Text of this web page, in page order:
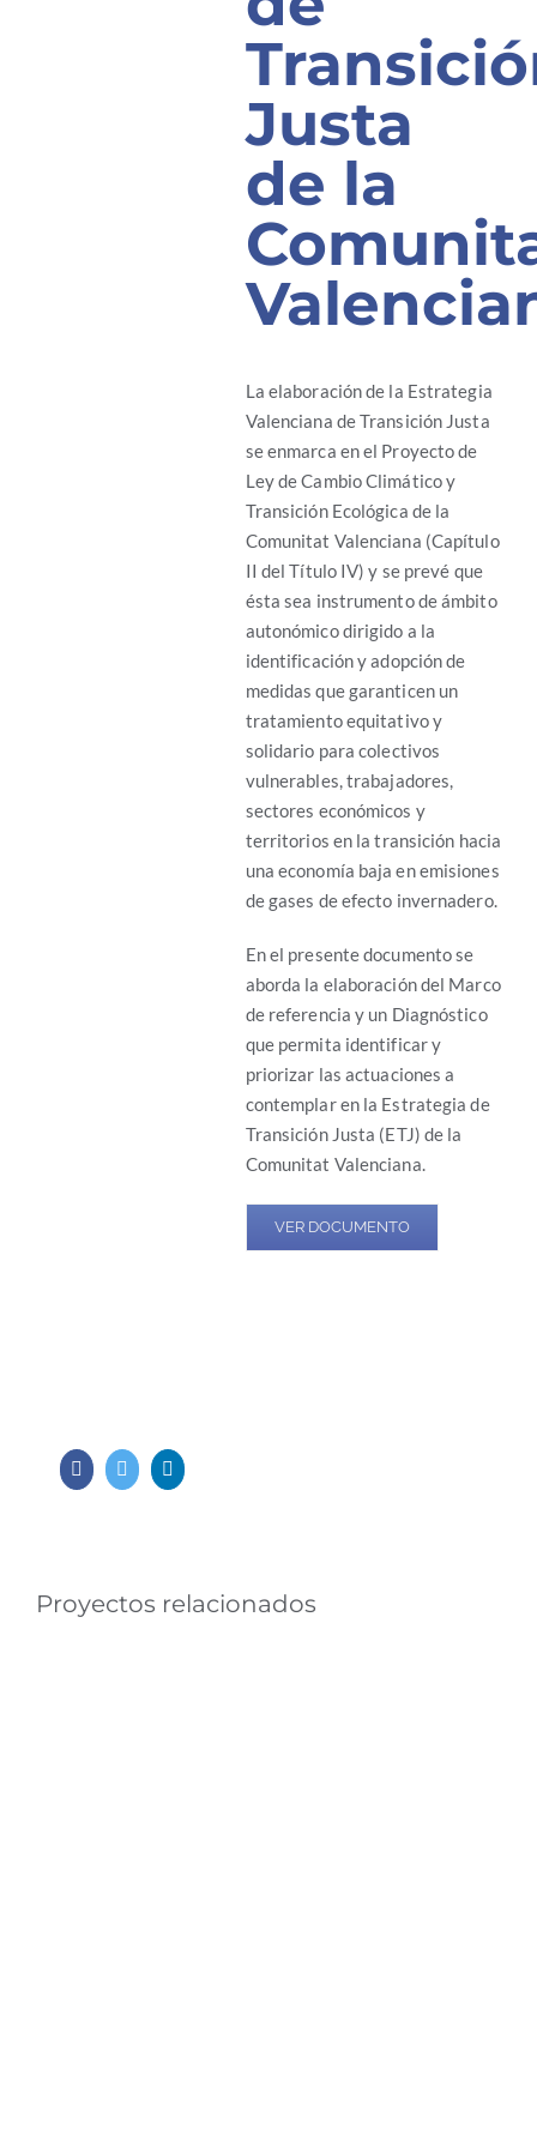
Justa
de la
La elaboración de la Estrategia
Valenciana de Transición Justa
se enmarca en el Proyecto de
Ley de Cambio Climático y
Transición Ecológica de la
Comunitat Valenciana (Capítulo
II del Título IV) y se prevé que
ésta sea instrumento de ámbito
autonómico dirigido a la
identificación y adopción de
medidas que garanticen un
tratamiento equitativo y
solidario para colectivos
vulnerables, trabajadores,
sectores económicos y
territorios en la transición hacia
una economía baja en emisiones
de gases de efecto invernadero.
En el presente documento se
aborda la elaboración del Marco
de referencia y un Diagnóstico
que permita identificar y
priorizar las actuaciones a
contemplar en la Estrategia de
Transición Justa (ETJ) de la
Comunitat Valenciana.
VER DOCUMENTO
FacebookTwitter LinkedIn
Proyectos relacionados